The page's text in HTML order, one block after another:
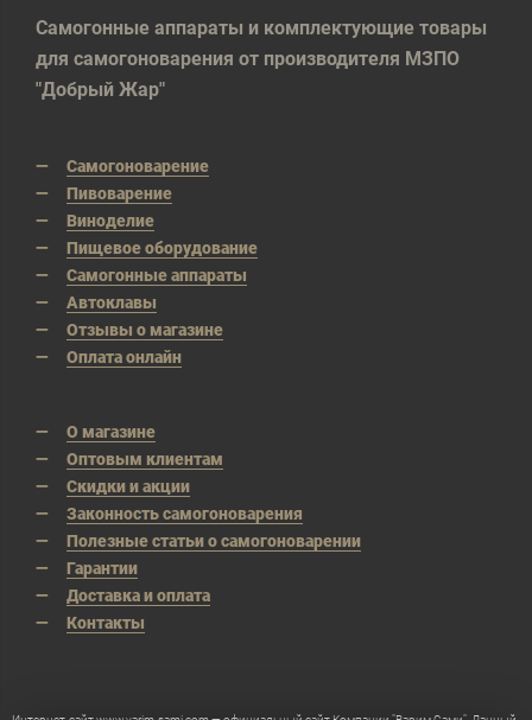
Самогонные аппараты и комплектующие товары
для самогоноварения от производителя МЗПО
"Добрый Жар"
Самогоноварение
Пивоварение
Виноделие
Пищевое оборудование
Самогонные аппараты
Автоклавы
Отзывы о магазине
Оплата онлайн
О магазине
Оптовым клиентам
Скидки и акции
Законность самогоноварения
Полезные статьи о самогоноварении
Гарантии
Доставка и оплата
Контакты